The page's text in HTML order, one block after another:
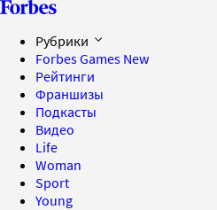
Рубрики
Forbes Games New
Рейтинги
Франшизы
Подкасты
Видео
Life
Woman
Sport
Young